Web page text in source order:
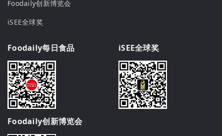
Foodaily创新博览会
iSEE全球奖
Foodaily每日食品 iSEE全球奖
Foodaily创新博览会